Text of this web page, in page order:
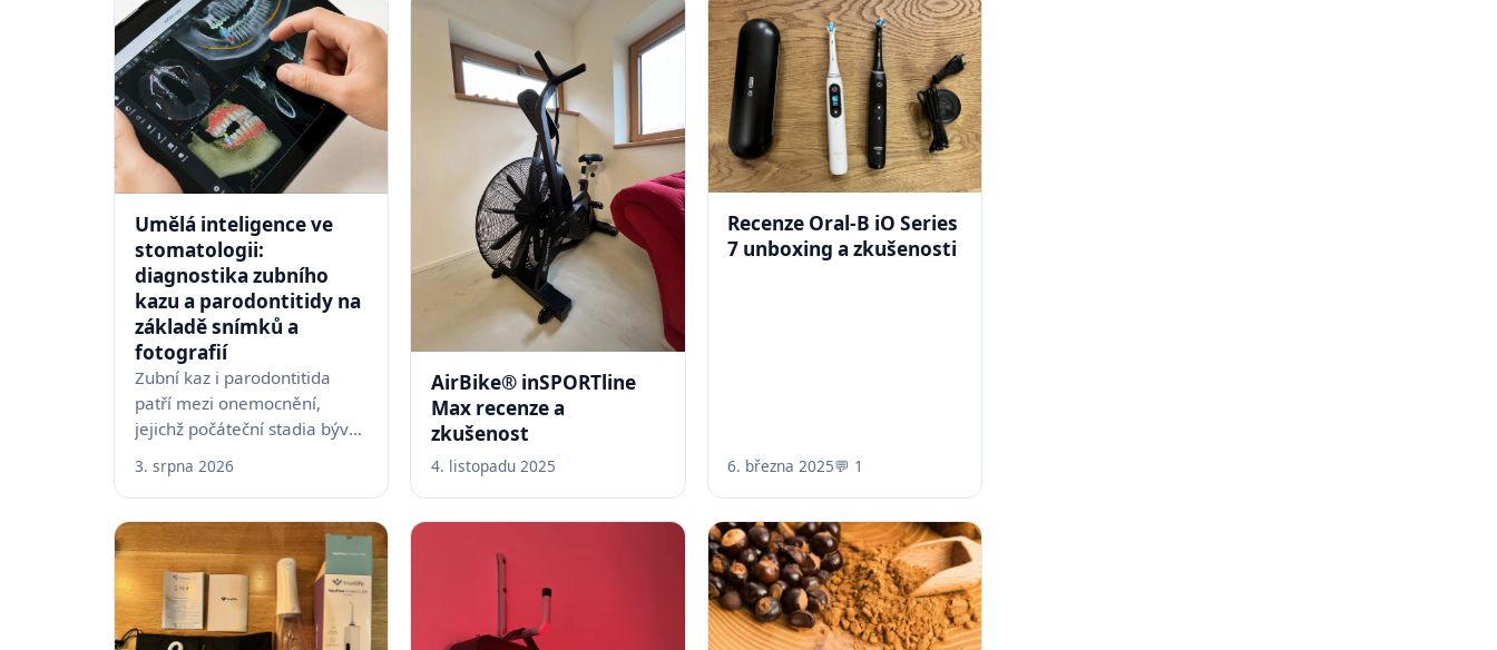
Umělá inteligence ve
stomatologii:
diagnostika zubního
kazu a parodontitidy na
základě snímků a
fotografií
Zubní kaz i parodontitida
patří mezi onemocnění,
jejichž počáteční stadia bývají
okem – drobné změny na
snímku nebo fotografii…
3. srpna 2026
AirBike® inSPORTline
Max recenze a
zkušenost
4. listopadu 2025
Recenze Oral-B iO Series
7 unboxing a zkušenosti
6. března 2025💬 1